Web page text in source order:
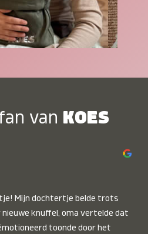
van KOES
Mijn dochtertje belde trots
nieuwe knuffel, oma vertelde dat
toonde door het